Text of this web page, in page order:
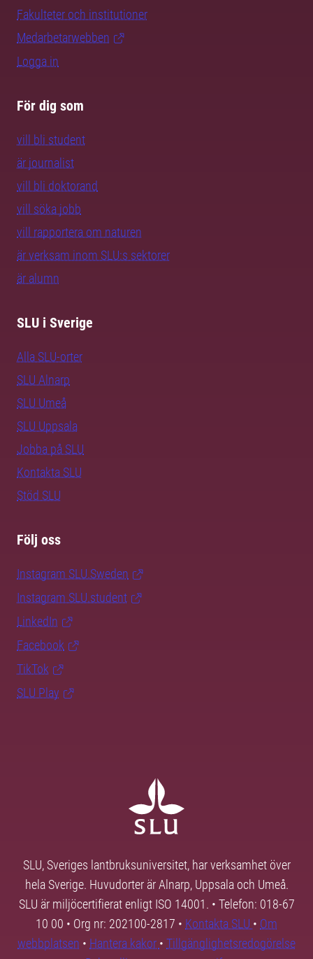
Fakulteter och institutioner
Medarbetarwebben
Logga in
För dig som
vill bli student
är journalist
vill bli doktorand
vill söka jobb
vill rapportera om naturen
är verksam inom SLU:s sektorer
är alumn
SLU i Sverige
Alla SLU-orter
SLU Alnarp
SLU Umeå
SLU Uppsala
Jobba på SLU
Kontakta SLU
Stöd SLU
Följ oss
Instagram SLU.Sweden
Instagram SLU.student
LinkedIn
Facebook
TikTok
SLU Play
SLU, Sveriges lantbruksuniversitet, har verksamhet över
hela Sverige. Huvudorter är Alnarp, Uppsala och Umeå.
SLU är miljöcertifierat enligt ISO 14001. • Telefon: 018-67
10 00 • Org nr: 202100-2817 • Kontakta SLU • Om
webbplatsen • Hantera kakor • Tillgänglighetsredogörelse